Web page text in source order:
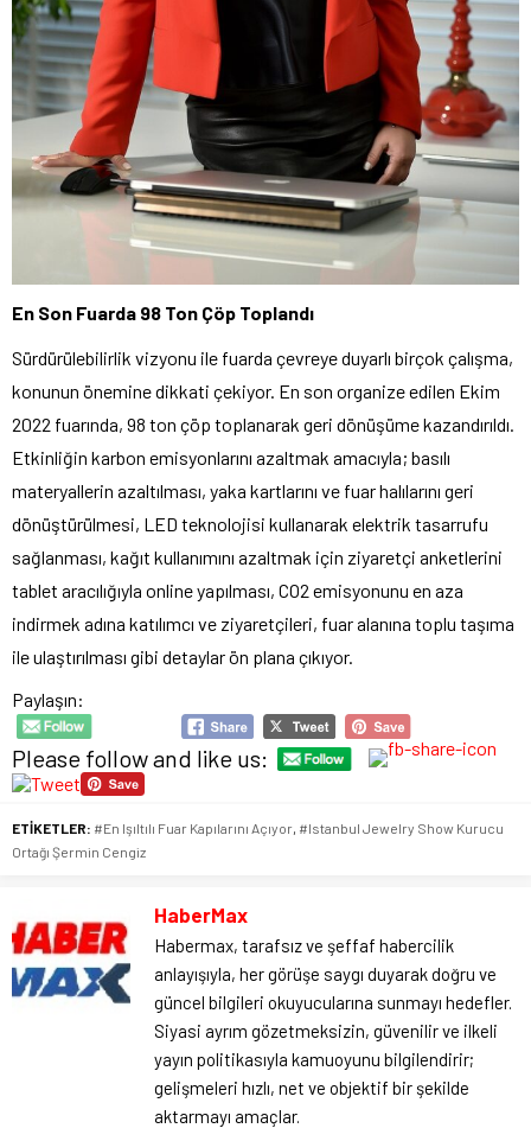
En Son Fuarda 98 Ton Çöp Toplandı
Sürdürülebilirlik vizyonu ile fuarda çevreye duyarlı birçok çalışma,
konunun önemine dikkati çekiyor. En son organize edilen Ekim
2022 fuarında, 98 ton çöp toplanarak geri dönüşüme kazandırıldı.
Etkinliğin karbon emisyonlarını azaltmak amacıyla; basılı
materyallerin azaltılması, yaka kartlarını ve fuar halılarını geri
dönüştürülmesi, LED teknolojisi kullanarak elektrik tasarrufu
sağlanması, kağıt kullanımını azaltmak için ziyaretçi anketlerini
tablet aracılığıyla online yapılması, CO2 emisyonunu en aza
indirmek adına katılımcı ve ziyaretçileri, fuar alanına toplu taşıma
ile ulaştırılması gibi detaylar ön plana çıkıyor.
Paylaşın:
Please follow and like us:
ETİKETLER: #En Işıltılı Fuar Kapılarını Açıyor, #Istanbul Jewelry Show Kurucu
Ortağı Şermin Cengiz
HaberMax
Habermax, tarafsız ve şeffaf habercilik
anlayışıyla, her görüşe saygı duyarak doğru ve
güncel bilgileri okuyucularına sunmayı hedefler.
Siyasi ayrım gözetmeksizin, güvenilir ve ilkeli
yayın politikasıyla kamuoyunu bilgilendirir;
gelişmeleri hızlı, net ve objektif bir şekilde
aktarmayı amaçlar.